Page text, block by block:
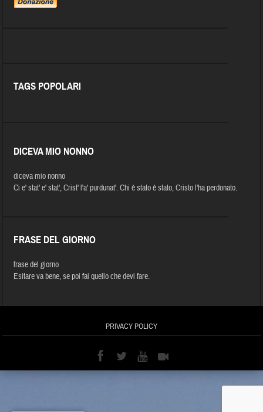
TAGS POPOLARI
DICEVA MIO NONNO
diceva mio nonno
Ci e' stat' e' stat', Crist' l'a' purdunat'. Chi è stato è stato, Cristo l'ha perdonato.
FRASE DEL GIORNO
frase del giorno
Esitare va bene, se poi fai quello che devi fare.
PRIVACY POLICY